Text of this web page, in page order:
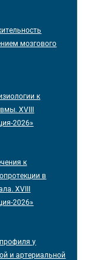
мозгового
к
XVIII
2026»
к
в
XVIII
2026»
у
и артериальной